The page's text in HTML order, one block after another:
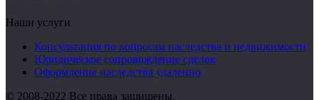
Наши услуги
Консультация по вопросам наследства и недвижимости
Юридическое сопровождение сделок
Оформление наследства удаленно
© 2008-2022 Все права защищены.